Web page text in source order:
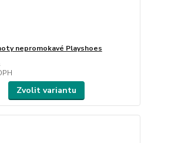
nepromokavé Playshoes
Zvolit variantu